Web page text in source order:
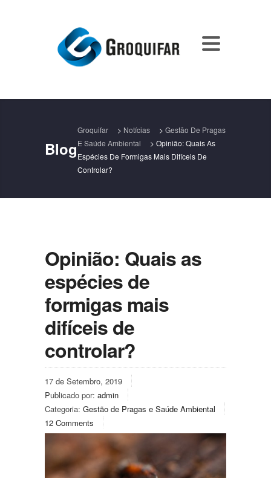
Blog
Groquifar > Notícias > Gestão De Pragas
E Saúde Ambiental
> Opinião: Quais As
Espécies De Formigas Mais Difíceis De
Controlar?
Opinião: Quais as
espécies de
formigas mais
difíceis de
controlar?
17 de Setembro, 2019
Publicado por: admin
Categoria: Gestão de Pragas e Saúde Ambiental
12 Comments